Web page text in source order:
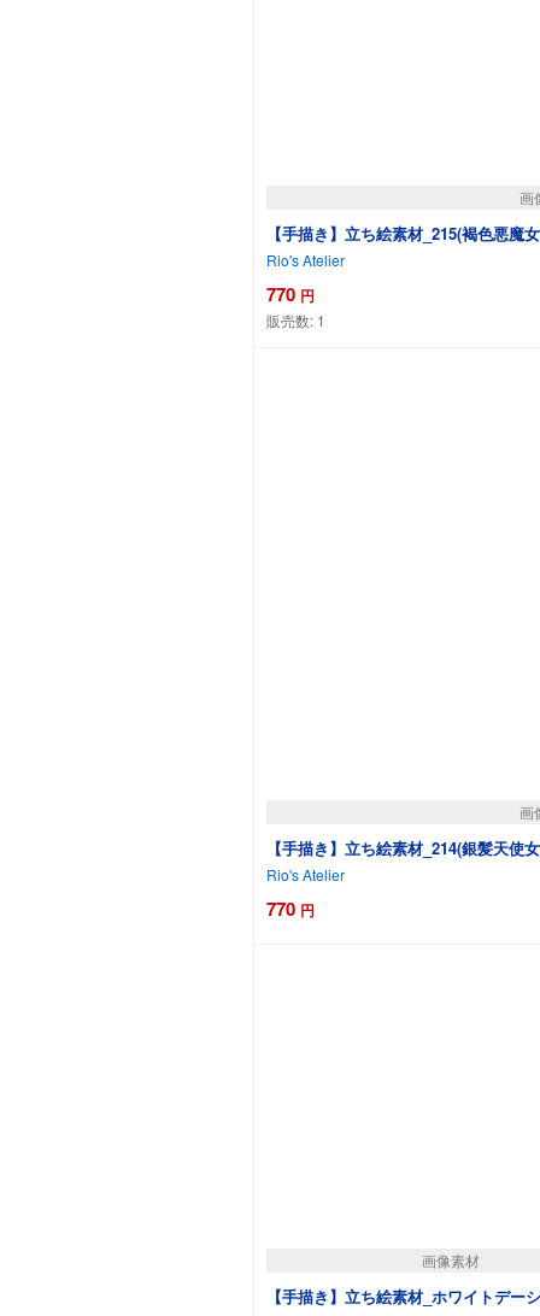
画
【手描き】立ち絵素材_215(褐色悪魔
Rio's Atelier
770 円
販売数: 1
画
【手描き】立ち絵素材_214(銀髪天使
Rio's Atelier
770 円
画像素材
【手描き】立ち絵素材_ホワイトデー